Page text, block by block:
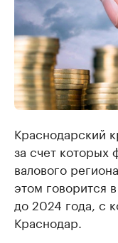
Краснодарский
за счет которых
валового
этом говорится
до 2024 года, с
Краснодар.